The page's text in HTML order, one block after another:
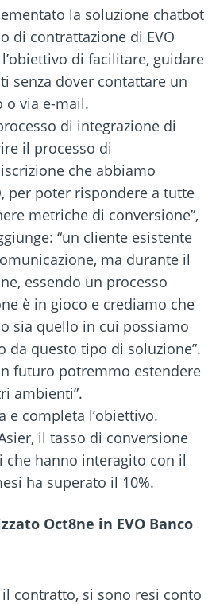
la soluzione chatbot
di contrattazione di EVO
di facilitare, guidare
senza dover contattare un
o via e-mail.
di integrazione di
il processo di
che abbiamo
per poter rispondere a tutte
metriche di conversione”,
“un cliente esistente
ma durante il
essendo un processo
è in gioco e crediamo che
sia quello in cui possiamo
da questo tipo di soluzione”.
futuro potremmo estendere
ambienti”.
e completa l’obiettivo.
il tasso di conversione
che hanno interagito con il
ha superato il 10%.
Oct8ne in EVO Banco
contratto, si sono resi conto